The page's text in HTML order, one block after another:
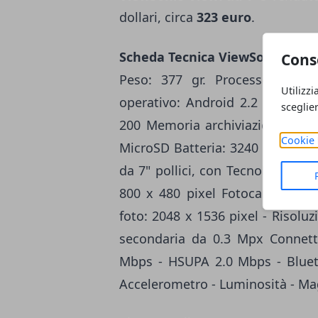
Cookie
dollari, circa 323 euro.
Scheda Tecnica ViewSonic
Peso: 377 gr. Processore:
operativo: Android 2.2
200 Memoria archiviazione:
MicroSD Batteria: 3240 mAh
da 7" pollici, con Tecnologia
800 x 480 pixel Fotocamera
foto: 2048 x 1536 pixel -
secondaria da 0.3 Mpx
Mbps - HSUPA 2.0 Mbps -
Accelerometro - Luminosità -